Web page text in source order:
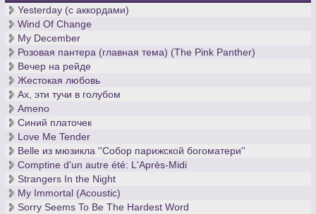
Yesterday (с аккордами)
Wind Of Change
My December
Розовая пантера (главная тема) (The Pink Panther)
Вечер на рейде
Жестокая любовь
Ах, эти тучи в голубом
Ameno
Синий платочек
Love Me Tender
Belle из мюзикла ''Собор парижской богоматери''
Comptine d'un autre été: L'Après-Midi
Strangers In the Night
My Immortal (Acoustic)
Sorry Seems To Be The Hardest Word